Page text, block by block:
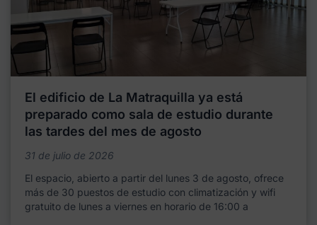
El edificio de La Matraquilla ya está
preparado como sala de estudio durante
las tardes del mes de agosto
31 de julio de 2026
El espacio, abierto a partir del lunes 3 de agosto, ofrece
más de 30 puestos de estudio con climatización y wifi
gratuito de lunes a viernes en horario de 16:00 a